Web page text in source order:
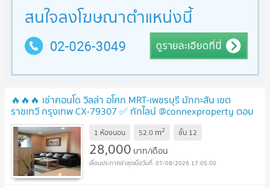
🔥🔥🔥 เช่าคอนโด วิลล่า อโศก MRT-เพชรบุรี มักกะสัน เขต
ราชเทวี กรุงเทพ CX-79307 ✅ ทักไลน์ @connexproperty ตอบ
ทันที ทีมงานมืออาชีพ ✅ 🔥🔥🔥
1 ห้องนอน 52.0 m2 ชั้น 12
28,000 บาท/เดือน
07/08/2026 17:05:00